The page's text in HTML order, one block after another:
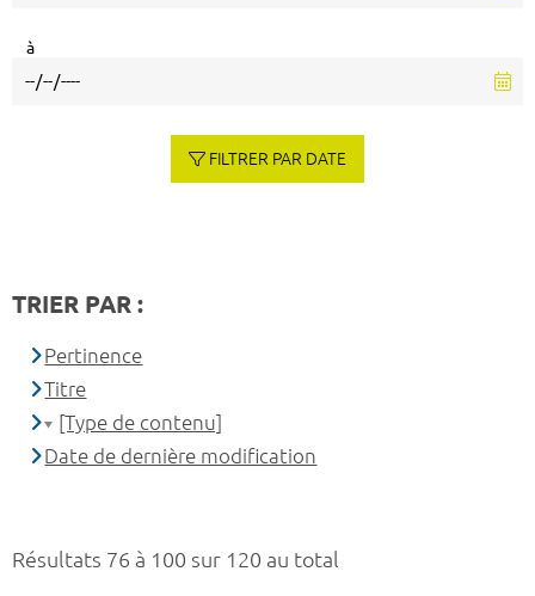
Résultats 76 à 100 sur 120 au total
à
FILTRER PAR DATE
TRIER PAR :
Pertinence
Titre
[Type de contenu]
Date de dernière modification